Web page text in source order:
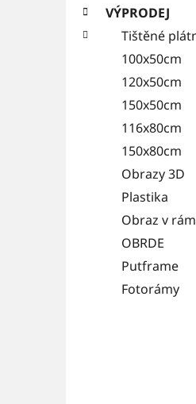
VÝPRODEJ
Tištěné
100x50cm
120x50cm
150x50cm
116x80cm
150x80cm
Obrazy 3D
Plastika
Obraz v
OBRDE
Putframe
Fotorámy